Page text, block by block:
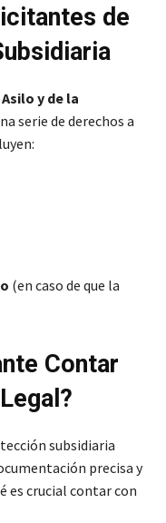
de
y de la
serie de derechos a
(en caso de que la
Contar
subsidiaria
precisa y
es crucial contar con